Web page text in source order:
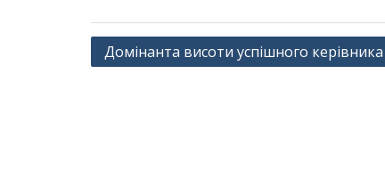
Навігація
Домінанта висоти успішного керівника